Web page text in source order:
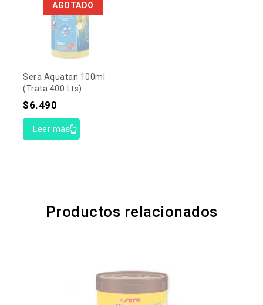
AGOTADO
Sera Aquatan 100ml
(trata 400 Lts)
$6.490
Leer más
Productos relacionados